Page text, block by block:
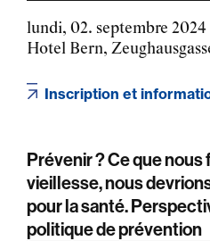
lundi, 02. septembre 2024
Hotel Bern,
Inscription et
Prévenir ? Ce que nous
vieillesse, nous
pour la santé.
politique de prévention